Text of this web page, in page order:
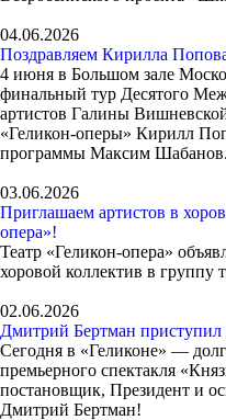
04.06.2026
Поздравляем Кирилла
4 июня в Большом зале
финальный тур Десятого
артистов Галины
«Геликон-оперы» Кирилл
программы Максим Шабанов.
03.06.2026
Приглашаем артистов в
опера»!
Театр «Геликон-опера»
хоровой коллектив в группу
02.06.2026
Дмитрий Бертман
Сегодня в «Геликоне» —
премьерного спектакля
постановщик, Президент и
Дмитрий Бертман!